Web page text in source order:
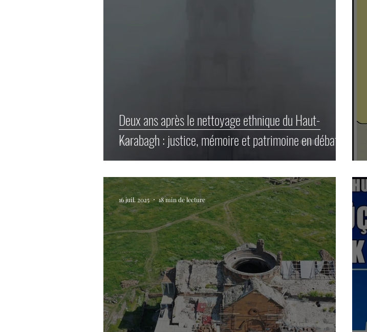
Deux ans après le nettoyage ethnique du Haut-
Karabagh : justice, mémoire et patrimoine en débat
16 juil. 2025 18 min de lecture